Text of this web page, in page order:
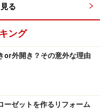
メリット、調理の臭い
、掃除がしやすく集煙
臭機能があるエコカラ
減してくれるガスコン
いいでしょう。
る
ング
or外開き？その意外な理由
ーゼットを作るリフォーム